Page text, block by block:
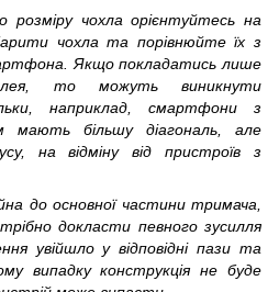
розміру чохла орієнтуйтесь на
чохла та порівнюйте їх з
Якщо покладатись лише
то можуть виникнути
наприклад, смартфони з
мають більшу діагональ, але
на відміну від пристроїв з
до основної частини тримача,
докласти певного зусилля
увійшло у відповідні пази та
випадку конструкція не буде